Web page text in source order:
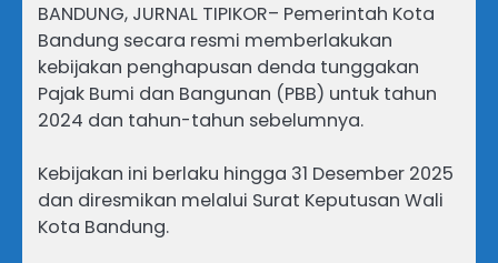
BANDUNG, JURNAL TIPIKOR– Pemerintah Kota
Bandung secara resmi memberlakukan
kebijakan penghapusan denda tunggakan
Pajak Bumi dan Bangunan (PBB) untuk tahun
2024 dan tahun-tahun sebelumnya.
Kebijakan ini berlaku hingga 31 Desember 2025
dan diresmikan melalui Surat Keputusan Wali
Kota Bandung.